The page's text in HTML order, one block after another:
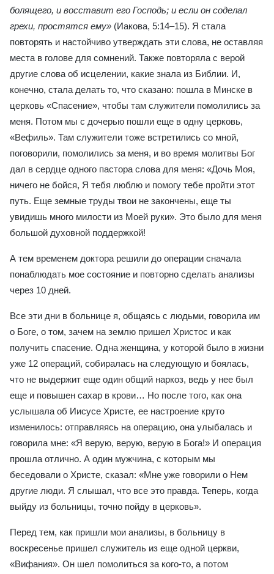
болящего, и восставит его Господь; и если он соделал
грехи, простятся ему» (Иакова, 5:14–15). Я стала
повторять и настойчиво утверждать эти слова, не оставляя
места в голове для сомнений. Также повторяла с верой
другие слова об исцелении, какие знала из Библии. И,
конечно, стала делать то, что сказано: пошла в Минске в
церковь «Спасение», чтобы там служители помолились за
меня. Потом мы с дочерью пошли еще в одну церковь,
«Вефиль». Там служители тоже встретились со мной,
поговорили, помолились за меня, и во время молитвы Бог
дал в сердце одного пастора слова для меня: «Дочь Моя,
ничего не бойся, Я тебя люблю и помогу тебе пройти этот
путь. Еще земные труды твои не закончены, еще ты
увидишь много милости из Моей руки». Это было для меня
большой духовной поддержкой!
А тем временем доктора решили до операции сначала
понаблюдать мое состояние и повторно сделать анализы
через 10 дней.
Все эти дни в больнице я, общаясь с людьми, говорила им
о Боге, о том, зачем на землю пришел Христос и как
получить спасение. Одна женщина, у которой было в жизни
уже 12 операций, собиралась на следующую и боялась,
что не выдержит еще один общий наркоз, ведь у нее был
еще и повышен сахар в крови… Но после того, как она
услышала об Иисусе Христе, ее настроение круто
изменилось: отправляясь на операцию, она улыбалась и
говорила мне: «Я верую, верую, верую в Бога!» И операция
прошла отлично. А один мужчина, с которым мы
беседовали о Христе, сказал: «Мне уже говорили о Нем
другие люди. Я слышал, что все это правда. Теперь, когда
выйду из больницы, точно пойду в церковь».
Перед тем, как пришли мои анализы, в больницу в
воскресенье пришел служитель из еще одной церкви,
«Вифания». Он шел помолиться за кого-то, а потом